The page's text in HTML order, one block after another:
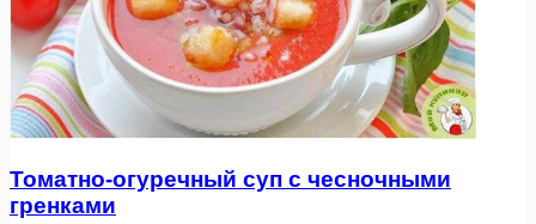
Томатно-огуречный суп с чесночными
гренками